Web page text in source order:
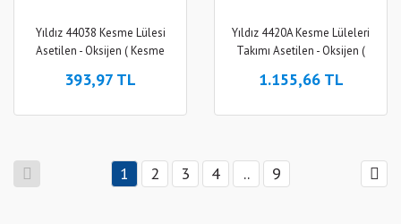
Yıldız 44038 Kesme Lülesi
Asetilen - Oksijen ( Kesme
393,97 TL
Yıldız 4420A Kesme Lüleleri
Takımı Asetilen - Oksijen (
1.155,66 TL
1 2 3 4 .. 9